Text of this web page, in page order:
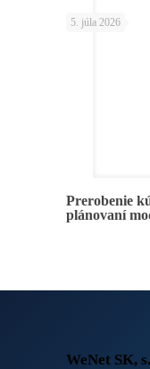
5. júla 2026
Prerobenie
plánovaní
WeNet SK,